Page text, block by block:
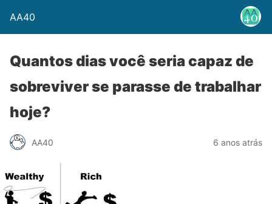
AA40
Quantos dias você seria capaz de
sobreviver se parasse de trabalhar
hoje?
AA40 6 anos atrás